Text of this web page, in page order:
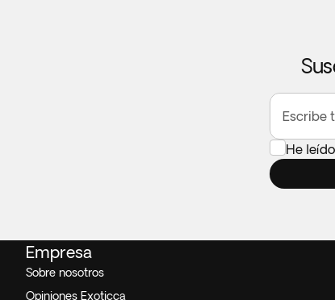
Escribe
He
Empresa
Sobre nosotros
Opiniones Exoticca